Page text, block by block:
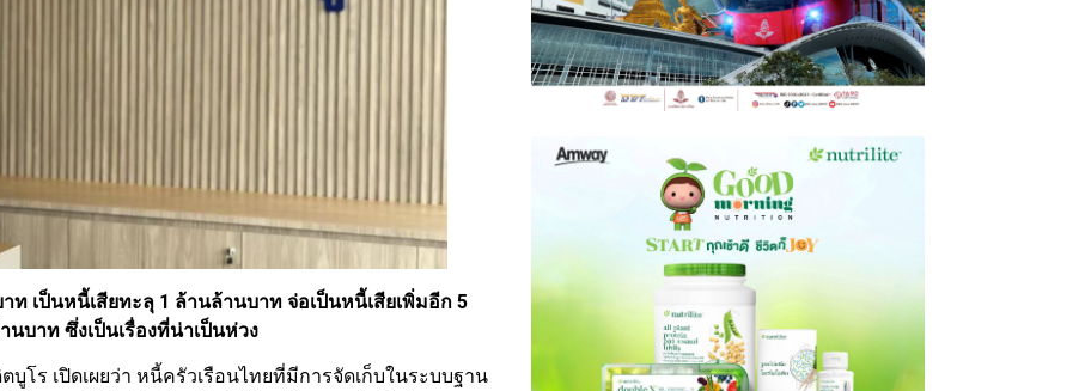
ท เป็นหนี้เสียทะลุ 1 ล้านล้านบาท จ่อเป็นหนี้เสียเพิ่มอีก 5
บาท ซึ่งเป็นเรื่องที่น่าเป็นห่วง
โร เปิดเผยว่า หนี้ครัวเรือนไทยที่มีการจัดเก็บในระบบฐาน